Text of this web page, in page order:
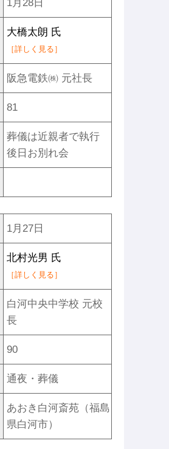
1月28日
大橋太朗 氏
［詳しく見る］
阪急電鉄㈱ 元社長
81
葬儀は近親者で執行
後日お別れ会
1月27日
北村光男 氏
［詳しく見る］
白河中央中学校 元校
長
90
通夜・葬儀
あおき白河斎苑（福島
県白河市）